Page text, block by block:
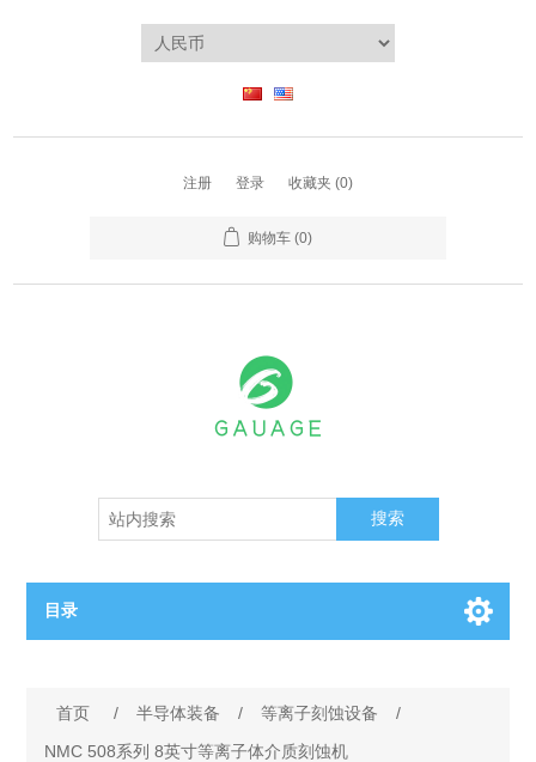
注册 登录 收藏夹 (0)
购物车 (0)
搜索
目录
OCT MZI干涉仪
BC电池解决方案
首页 / 半导体装备 / 等离子刻蚀设备
/
NMC 508系列 8英寸等离子体介质刻蚀机